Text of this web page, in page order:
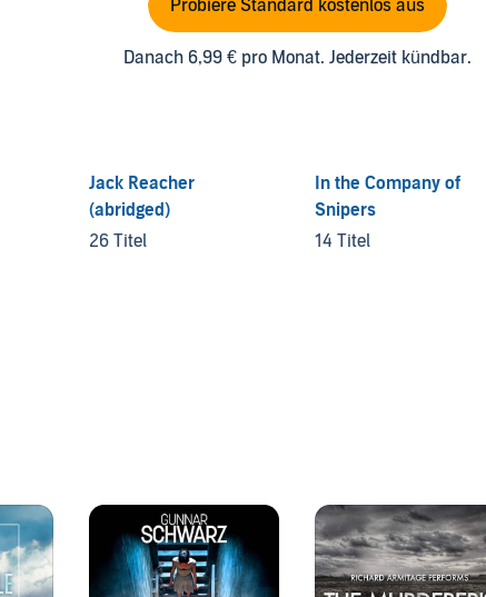
Probiere Standard kostenlos aus
Danach 6,99 € pro Monat. Jederzeit kündbar.
Jack Reacher
(abridged)
26 Titel
In the Company of
Snipers
14 Titel